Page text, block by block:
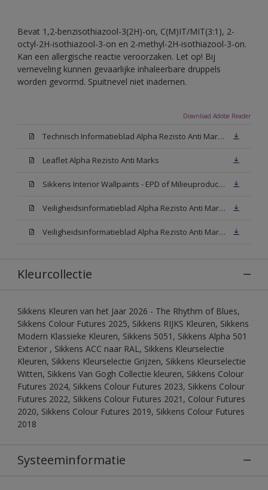
Bevat 1,2-benzisothiazool-3(2H)-on, C(M)IT/MIT(3:1), 2-
octyl-2H-isothiazool-3-on en 2-methyl-2H-isothiazool-3-on.
Kan een allergische reactie veroorzaken. Let op! Bij
verneveling kunnen gevaarlijke inhaleerbare druppels
worden gevormd. Spuitnevel niet inademen.
Download Adobe Reader
Technisch Informatieblad Alpha Rezisto Anti Marks (PDF)
Leaflet Alpha Rezisto Anti Marks
Sikkens Interior Wallpaints - EPD of Milieuproductverklaring
Veiligheidsinformatieblad Alpha Rezisto Anti Marks Mat White W05 (MSDS)
Veiligheidsinformatieblad Alpha Rezisto Anti Marks Mat N00 (MSDS)
Kleurcollectie
Sikkens Kleuren van het Jaar 2026 - The Rhythm of Blues,
Sikkens Colour Futures 2025, Sikkens RIJKS Kleuren, Sikkens
Modern Klassieke Kleuren, Sikkens 5051, Sikkens Alpha 501
Exterior , Sikkens ACC naar RAL, Sikkens Kleurselectie
Kleuren, Sikkens Kleurselectie Grijzen, Sikkens Kleurselectie
Witten, Sikkens Van Gogh Collectie kleuren, Sikkens Colour
Futures 2024, Sikkens Colour Futures 2023, Sikkens Colour
Futures 2022, Sikkens Colour Futures 2021, Colour Futures
2020, Sikkens Colour Futures 2019, Sikkens Colour Futures
2018
Systeeminformatie